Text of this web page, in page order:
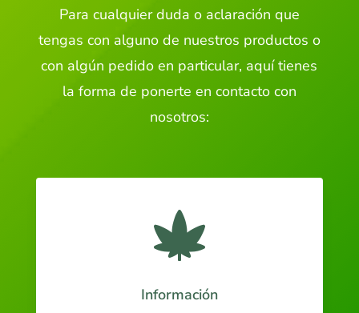
Para cualquier duda o aclaración que
tengas con alguno de nuestros productos o
con algún pedido en particular, aquí tienes
la forma de ponerte en contacto con
nosotros:

Información